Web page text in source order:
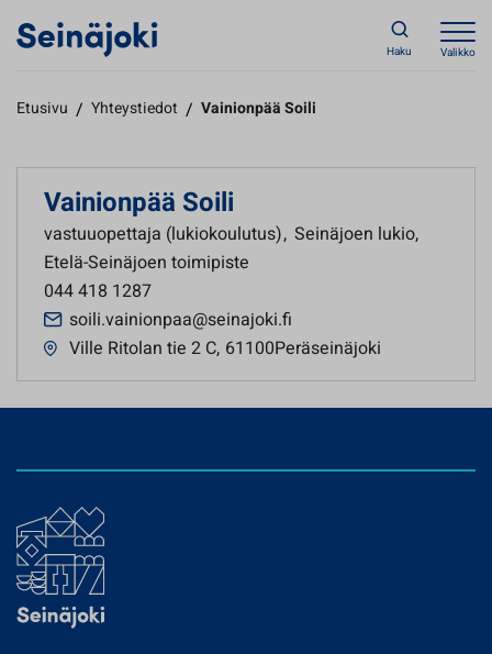
Haku Valikko
Etusivu / Yhteystiedot / Vainionpää Soili
Vainionpää Soili
vastuuopettaja (lukiokoulutus), Seinäjoen lukio,
Etelä-Seinäjoen toimipiste
044 418 1287
soili.vainionpaa@seinajoki.fi
Ville Ritolan tie 2 C, 61100Peräseinäjoki